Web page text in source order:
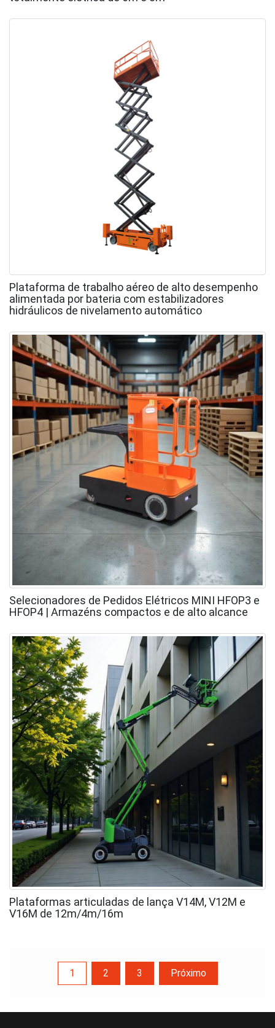
Plataforma de trabalho aéreo de alto desempenho
alimentada por bateria com estabilizadores
hidráulicos de nivelamento automático
Selecionadores de Pedidos Elétricos MINI HFOP3 e
HFOP4 | Armazéns compactos e de alto alcance
Plataformas articuladas de lança V14M, V12M e
V16M de 12m/4m/16m
Navegação
de
1 2 3 Próximo